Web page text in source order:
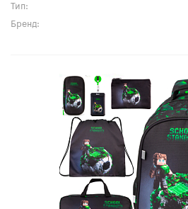
Тип:
Бренд: